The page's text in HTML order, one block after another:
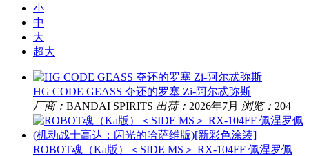
小
中
大
超大
HG CODE GEASS 夺还的罗塞 Zi-阿尔忒弥斯
厂商： BANDAI SPIRITS 出荷： 2026年7月 浏览： 204
ROBOT魂（Ka版）＜SIDE MS＞ RX-104FF 佩涅罗佩